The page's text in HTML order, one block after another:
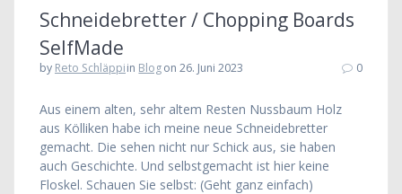
Schneidebretter / Chopping Boards
SelfMade
by Reto Schläppiin Blogon 26. Juni 2023 0
Aus einem alten, sehr altem Resten Nussbaum Holz
aus Kölliken habe ich meine neue Schneidebretter
gemacht. Die sehen nicht nur Schick aus, sie haben
auch Geschichte. Und selbstgemacht ist hier keine
Floskel. Schauen Sie selbst: (Geht ganz einfach)